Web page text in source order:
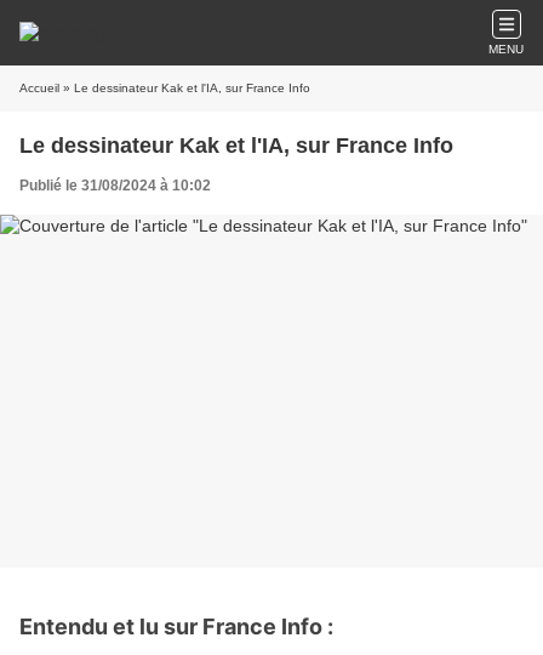
MENU
Accueil » Le dessinateur Kak et l'IA, sur France Info
Le dessinateur Kak et l'IA, sur France Info
Publié le 31/08/2024 à 10:02
Entendu et lu sur France Info :